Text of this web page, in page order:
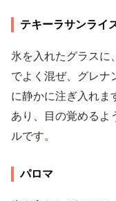
テキーラサンライ
氷を入れたグラスに
でよく混ぜ、グレナ
に静かに注ぎ入れま
あり、目の覚めるよ
ルです。
パロマ